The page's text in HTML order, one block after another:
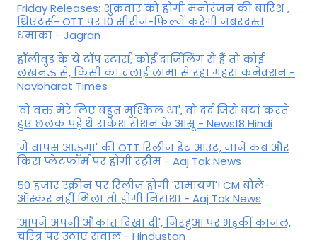
Friday Releases: शुक्रवार को होगी मनोरंजन की बारिश ,
थिएटर्स- OTT पर 10 सीरीज-फिल्में करेंगी जबरदस्त
धमाका - Jagran
हॉलीवुड के ये टॉप स्टार्स, कोई दार्जिलिंग से हैं तो कोई
लखनऊ से, किसी का दलाई लामा से रहा गहरा कनेक्शन -
Navbharat Times
'वो वक्त मेरे लिए बहुत मुश्किल था', वो दर्द जिसे बयां करते
हुए छलक पड़े थे राकेश रोशन के आंसू - News18 Hindi
'मैं वापस आऊंगा' की OTT रिलीज डेट आउट, जानें कब और
किस प्लेटफॉर्म पर होगी स्ट्रीम - Aaj Tak News
50 हजार स्क्रीन पर रिलीज होगी 'रामायण'! CM बोले-
ऑस्कर नहीं मिला तो होगी निराशा - Aaj Tak News
'आपने अपनी औकात दिखा दी', निरहुआ पर भड़कीं काजल,
चरित्र पर उठाए सवाल - Hindustan